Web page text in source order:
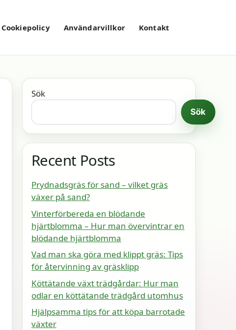
Cookiepolicy Användarvillkor Kontakt
Sök
Sök
Recent Posts
Prydnadsgräs för sand – vilket gräs
växer på sand?
Vinterförbereda en blödande
hjärtblomma – Hur man övervintrar en
blödande hjärtblomma
Vad man ska göra med klippt gräs: Tips
för återvinning av gräsklipp
Köttätande växt trädgårdar: Hur man
odlar en köttätande trädgård utomhus
Hjälpsamma tips för att köpa barrotade
växter